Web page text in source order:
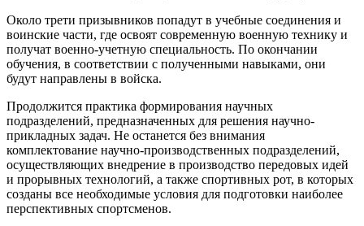
Около трети призывников попадут в учебные соединения и
воинские части, где освоят современную военную технику и
получат военно-учетную специальность. По окончании
обучения, в соответствии с полученными навыками, они
будут направлены в войска.
Продолжится практика формирования научных
подразделений, предназначенных для решения научно-
прикладных задач. Не останется без внимания
комплектование научно-производственных подразделений,
осуществляющих внедрение в производство передовых идей
и прорывных технологий, а также спортивных рот, в которых
созданы все необходимые условия для подготовки наиболее
перспективных спортсменов.